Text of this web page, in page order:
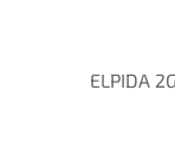
ELPIDA